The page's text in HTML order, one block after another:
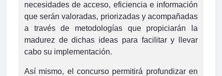
necesidades de acceso, eficiencia e información
que serán valoradas, priorizadas y acompañadas
a través de metodologías que propiciarán la
madurez de dichas ideas para facilitar y llevar
cabo su implementación.
Así mismo, el concurso permitirá profundizar en